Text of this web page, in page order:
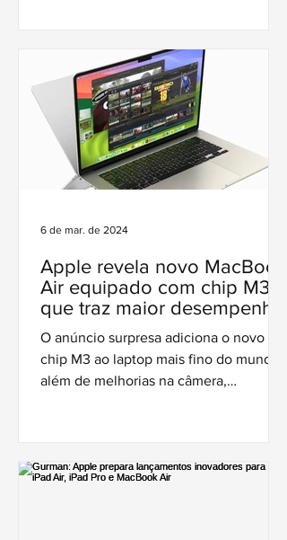
Apple revela novo MacBook
Air equipado com chip M3,
que traz maior desempenho
e suporte a dois monitores
externos
O anúncio surpresa adiciona o novo
chip M3 ao laptop mais fino do mundo,
além de melhorias na câmera,
6 de mar. de 2024